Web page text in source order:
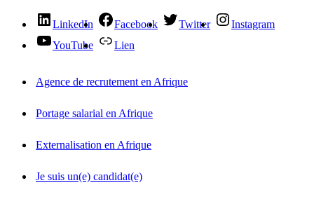
LinkedIn Facebook Twitter
Instagram
YouTube
Lien
Agence de recrutement en Afrique
Portage salarial en Afrique
Externalisation en Afrique
Je suis un(e) candidat(e)